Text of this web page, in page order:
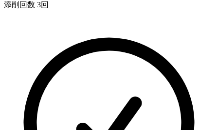
添削回数 3回